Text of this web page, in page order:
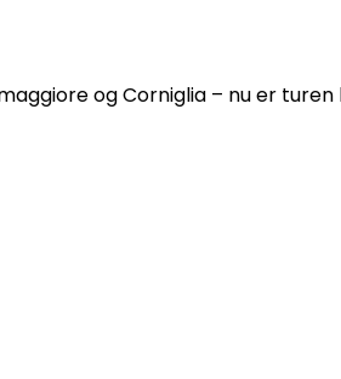
og Corniglia – nu er